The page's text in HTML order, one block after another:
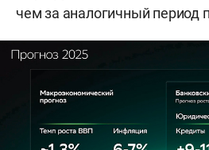
чем за аналогичный период